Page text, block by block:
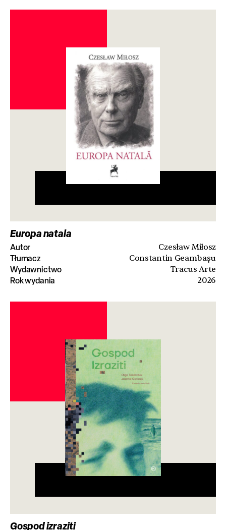
Europa natala
Autor Czesław Miłosz
Tłumacz Constantin Geambaşu
Wydawnictwo Tracus Arte
Rok wydania 2026
Gospod izraziti